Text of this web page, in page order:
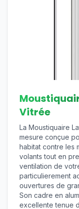
Vitrée
La Moustiquaire
mesure conçue
habitat contre les
volants tout en
ventilation de
particulierement
ouvertures de
Son cadre en
excellente tenue